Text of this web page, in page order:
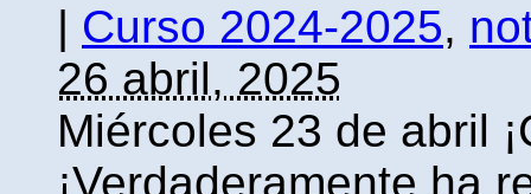
| Curso 2024-2025,
26 abril, 2025
Miércoles 23 de abril
¡Verdaderamente ha